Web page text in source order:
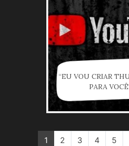
“EU VOU CRIAR
PARA
1 2 3 4 5